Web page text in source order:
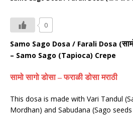
0
Samo Sago Dosa / Farali Dosa (
– Samo Sago (Tapioca) Crepe
सामो सागो डोसा–फराळी डोसा मराठी
This dosa is made with Vari Tandul
Mordhan) and Sabudana (Sago